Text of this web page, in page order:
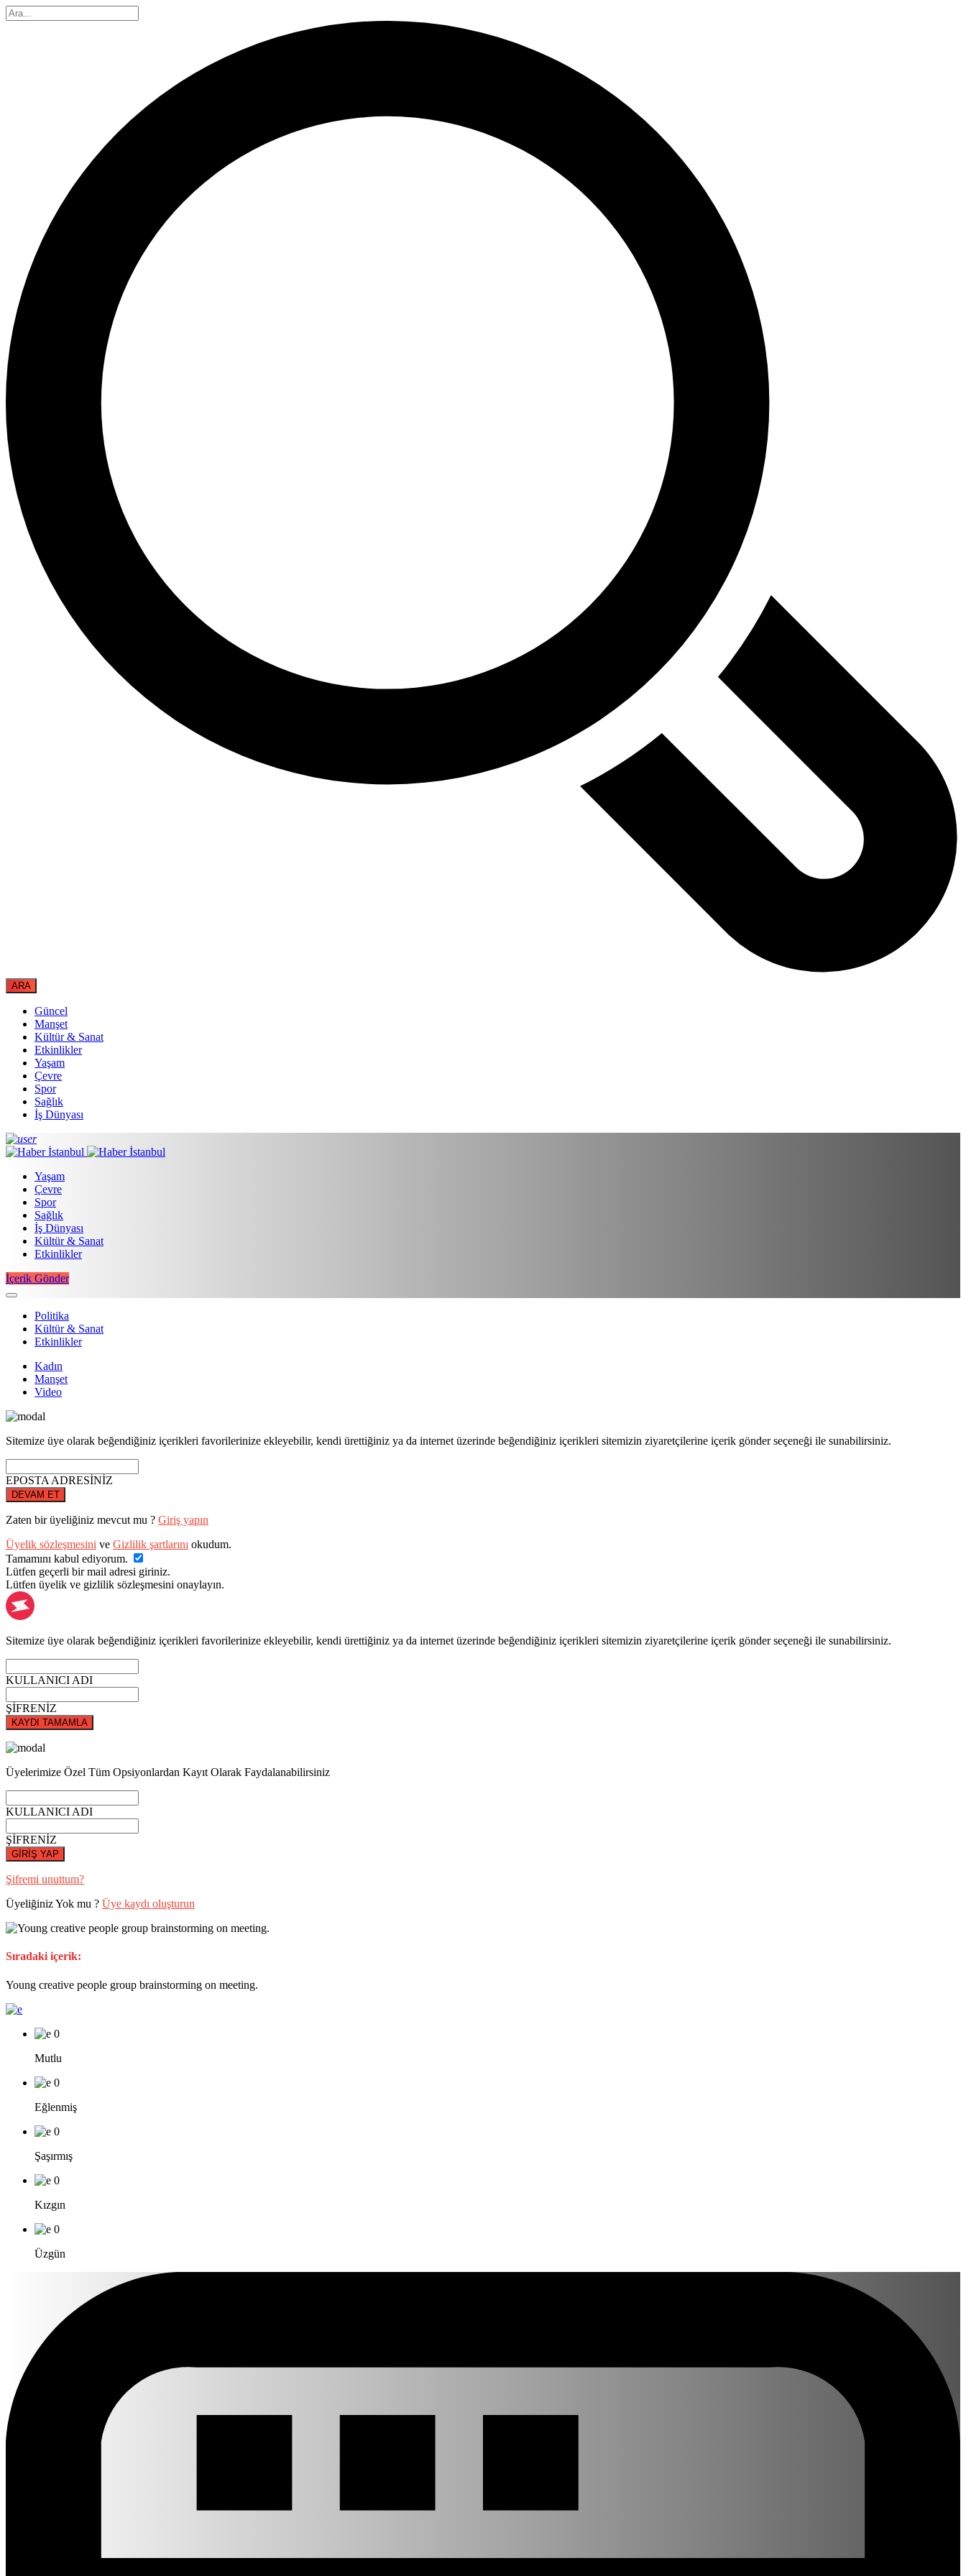
Güncel
Manşet
Kültür & Sanat
Etkinlikler
Yaşam
Çevre
Spor
Sağlık
İş Dünyası
Yaşam
Çevre
Spor
Sağlık
İş Dünyası
Kültür & Sanat
Etkinlikler
İçerik Gönder
Politika
Kültür & Sanat
Etkinlikler
Kadın
Manşet
Video
Sitemize üye olarak beğendiğiniz içerikleri favorilerinize ekleyebilir, kendi ürettiğiniz ya da internet üzerinde beğendiğiniz içerikleri sitemizin ziyaretçilerine içerik gönder seçeneği ile sunabilirsiniz.
EPOSTA ADRESİNİZ
DEVAM ET
Zaten bir üyeliğiniz mevcut mu ? Giriş yapın
Üyelik sözleşmesini ve Gizlilik şartlarını okudum.
Tamamını kabul ediyorum.
Lütfen geçerli bir mail adresi giriniz.
Lütfen üyelik ve gizlilik sözleşmesini onaylayın.
Sitemize üye olarak beğendiğiniz içerikleri favorilerinize ekleyebilir, kendi ürettiğiniz ya da internet üzerinde beğendiğiniz içerikleri sitemizin ziyaretçilerine içerik gönder seçeneği ile sunabilirsiniz.
KULLANICI ADI
ŞİFRENİZ
KAYDI TAMAMLA
Üyelerimize Özel Tüm Opsiyonlardan Kayıt Olarak Faydalanabilirsiniz
KULLANICI ADI
ŞİFRENİZ
GİRİŞ YAP
Şifremi unuttum?
Üyeliğiniz Yok mu ? Üye kaydı oluşturun
Sıradaki içerik:
Young creative people group brainstorming on meeting.
0
Mutlu
0
Eğlenmiş
0
Şaşırmış
0
Kızgın
0
Üzgün